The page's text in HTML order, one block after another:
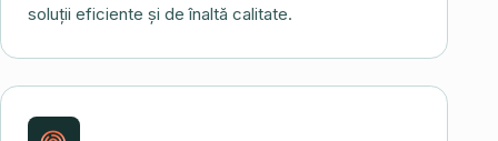
soluții eficiente și de înaltă calitate.